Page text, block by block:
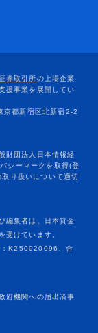
編集者は、日本貸金
受けています。
：K250020096、合
府機関への届出済事